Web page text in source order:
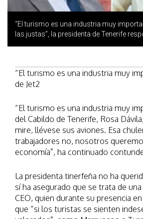
“El turismo es una industria muy
las justas”, la presidenta de Tenerife
“El turismo es una industria muy
de Jet2
“El turismo es una industria muy
del Cabildo de Tenerife, Rosa
mire, llévese sus aviones. Esa
trabajadores no, nosotros
economía”, ha continuado
La presidenta tinerfeña no ha
sí ha asegurado que se trata de
CEO, quien durante su presencia
que “si los turistas se sienten